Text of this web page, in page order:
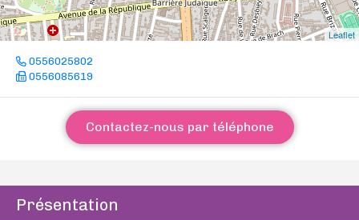
Leaflet
0556025802
0556085619
Contactez-nous par téléphone
Présentation